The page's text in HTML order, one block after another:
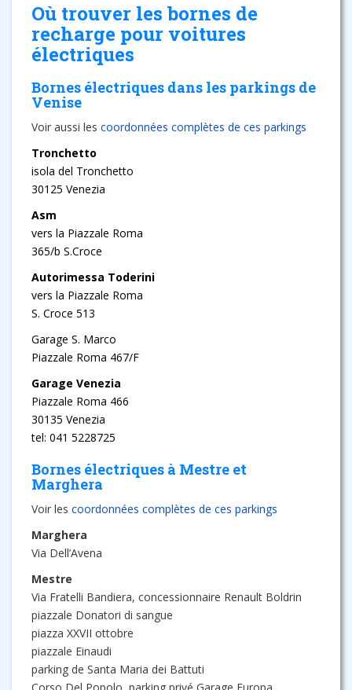
Où trouver les bornes de
recharge pour voitures
électriques
Bornes électriques dans les parkings de
Venise
Voir aussi les coordonnées complètes de ces parkings
Tronchetto
isola del Tronchetto
30125 Venezia
Asm
vers la Piazzale Roma
365/b S.Croce
Autorimessa Toderini
vers la Piazzale Roma
S. Croce 513
Garage S. Marco
Piazzale Roma 467/F
Garage Venezia
Piazzale Roma 466
30135 Venezia
tel: 041 5228725
Bornes électriques à Mestre et
Marghera
Voir les coordonnées complètes de ces parkings
Marghera
Via Dell’Avena
Mestre
Via Fratelli Bandiera, concessionnaire Renault Boldrin
piazzale Donatori di sangue
piazza XXVII ottobre
piazzale Einaudi
parking de Santa Maria dei Battuti